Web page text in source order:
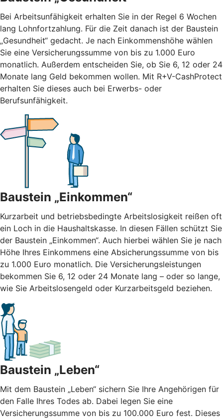
Bei Arbeitsunfähigkeit erhalten Sie in der Regel 6 Wochen
lang Lohnfortzahlung. Für die Zeit danach ist der Baustein
„Gesundheit“ gedacht. Je nach Einkommenshöhe wählen
Sie eine Versicherungssumme von bis zu 1.000 Euro
monatlich. Außerdem entscheiden Sie, ob Sie 6, 12 oder 24
Monate lang Geld bekommen wollen. Mit R+V-CashProtect
erhalten Sie dieses auch bei Erwerbs- oder
Berufsunfähigkeit.
Baustein „Einkommen“
Kurzarbeit und betriebsbedingte Arbeitslosigkeit reißen oft
ein Loch in die Haushaltskasse. In diesen Fällen schützt Sie
der Baustein „Einkommen“. Auch hierbei wählen Sie je nach
Höhe Ihres Einkommens eine Absicherungssumme von bis
zu 1.000 Euro monatlich. Die Versicherungsleistungen
bekommen Sie 6, 12 oder 24 Monate lang – oder so lange,
wie Sie Arbeitslosengeld oder Kurzarbeitsgeld beziehen.
Baustein „Leben“
Mit dem Baustein „Leben“ sichern Sie Ihre Angehörigen für
den Falle Ihres Todes ab. Dabei legen Sie eine
Versicherungssumme von bis zu 100.000 Euro fest. Dieses